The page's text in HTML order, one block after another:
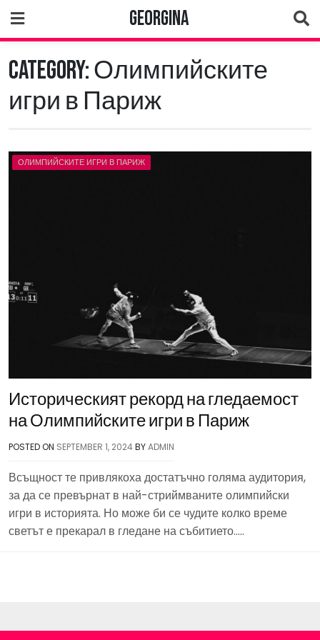
to
content
Georgina
Category:Олимпийските
игри в Париж
ОЛИМПИЙСКИТЕ ИГРИ В ПАРИЖ
Историческият рекорд на гледаемост
на Олимпийските игри в Париж
POSTED ON SEPTEMBER 1, 2024BYADMIN
Всъщност те привлякоха достатъчно голяма аудитория,
за да се превърнат в най-стриймваните олимпийски
игри в историята. Но може би се чудите колко време
светът е прекарал в гледане на събитието…..